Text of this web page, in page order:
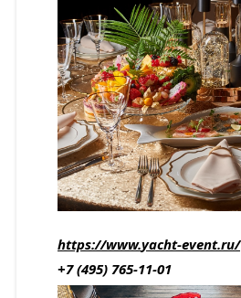
https://www.yacht-event.ru/
+7 (495) 765-11-01